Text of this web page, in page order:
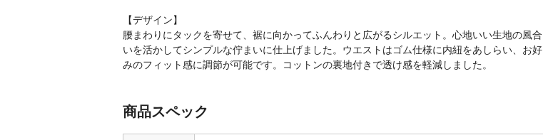
【デザイン】
腰まわりにタックを寄せて、裾に向かってふんわりと広がるシルエット。心地いい生地の風合
いを活かしてシンプルな佇まいに仕上げました。ウエストはゴム仕様に内紐をあしらい、お好
みのフィット感に調節が可能です。コットンの裏地付きで透け感を軽減しました。
商品スペック